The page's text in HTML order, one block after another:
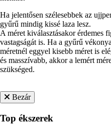
Ha jelentősen szélesebbek az
gyűrű mindig kissé laza lesz.
A méret kiválasztásakor érdemes
vastagságát is. Ha a gyűrű
méretnél eggyel kisebb méret is
és masszívabb, akkor a lemért
szükséged.
Bezár
Top ékszerek